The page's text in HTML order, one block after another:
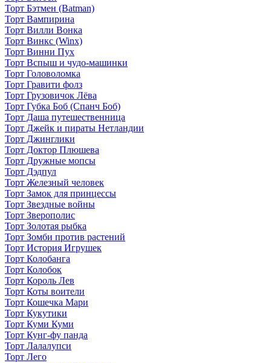
Торт Бэтмен (Batman)
Торт Вампирина
Торт Вилли Вонка
Торт Винкс (Winx)
Торт Винни Пух
Торт Вспыш и чудо-машинки
Торт Головоломка
Торт Гравити фолз
Торт Грузовичок Лёва
Торт Губка Боб (Спанч Боб)
Торт Даша путешественница
Торт Джейк и пираты Нетландии
Торт Джинглики
Торт Доктор Плюшева
Торт Дружные мопсы
Торт Дэдпул
Торт Железный человек
Торт Замок для принцессы
Торт Звездные войны
Торт Зверополис
Торт Золотая рыбка
Торт Зомби против растений
Торт История Игрушек
Торт Колобанга
Торт Колобок
Торт Король Лев
Торт Коты воители
Торт Кошечка Мари
Торт Кукутики
Торт Куми Куми
Торт Кунг-фу панда
Торт Лалалупси
Торт Лего